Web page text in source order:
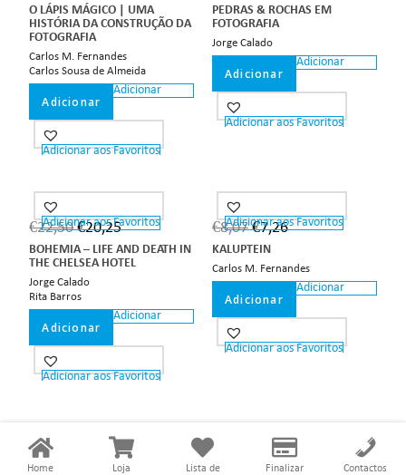
O LÁPIS MÁGICO | UMA
HISTÓRIA DA CONSTRUÇÃO DA
FOTOGRAFIA
Carlos M. Fernandes
Carlos Sousa de Almeida
Adicionar
Adicionar
Adicionar aos Favoritos
PEDRAS & ROCHAS EM
FOTOGRAFIA
Jorge Calado
Adicionar
Adicionar
Adicionar aos Favoritos
Adicionar aos Favoritos
€22,50 €20,25
BOHEMIA – LIFE AND DEATH IN
THE CHELSEA HOTEL
Jorge Calado
Rita Barros
Adicionar
Adicionar
Adicionar aos Favoritos
Adicionar aos Favoritos
€8,07 €7,26
KALUPTEIN
Carlos M. Fernandes
Adicionar
Adicionar
Adicionar aos Favoritos
Home Loja
Lista de
Finalizar
Contactos